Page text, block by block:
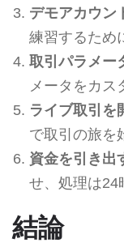
デモアカウン
練習するため
取引パラメー
メータをカス
ライブ取引を
で取引の旅を
資金を引き出
せ、処理は24
結論